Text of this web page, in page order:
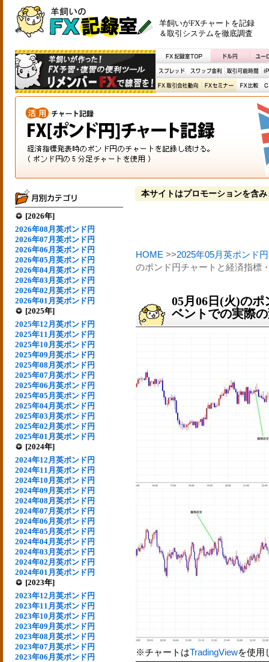
羊飼いがFXチャートを記録
＆取引システムを徹底調査
[2026年]
2026年08月英ポンド円
2026年07月英ポンド円
2026年06月英ポンド円
2026年05月英ポンド円
2026年04月英ポンド円
2026年03月英ポンド円
2026年02月英ポンド円
2026年01月英ポンド円
[2025年]
2025年12月英ポンド円
2025年11月英ポンド円
2025年10月英ポンド円
2025年09月英ポンド円
2025年08月英ポンド円
2025年07月英ポンド円
2025年06月英ポンド円
2025年05月英ポンド円
2025年04月英ポンド円
2025年03月英ポンド円
2025年02月英ポンド円
2025年01月英ポンド円
[2024年]
2024年12月英ポンド円
2024年11月英ポンド円
2024年10月英ポンド円
2024年09月英ポンド円
2024年08月英ポンド円
2024年07月英ポンド円
2024年06月英ポンド円
2024年05月英ポンド円
2024年04月英ポンド円
2024年03月英ポンド円
2024年02月英ポンド円
2024年01月英ポンド円
[2023年]
2023年12月英ポンド円
2023年11月英ポンド円
2023年10月英ポンド円
2023年09月英ポンド円
2023年08月英ポンド円
2023年07月英ポンド円
2023年06月英ポンド円
本サイトはプロモーションを含み
HOME >>2025年05月英ポンド円
のポンド円チャートと経済指標
05月06日(火)の
ベントでの実際
※チャートはTradingViewを使用